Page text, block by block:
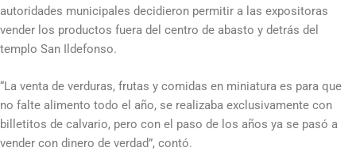
autoridades municipales decidieron permitir a las expositoras
vender los productos fuera del centro de abasto y detrás del
templo San Ildefonso.
“La venta de verduras, frutas y comidas en miniatura es para que
no falte alimento todo el año, se realizaba exclusivamente con
billetitos de calvario, pero con el paso de los años ya se pasó a
vender con dinero de verdad”, contó.